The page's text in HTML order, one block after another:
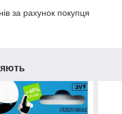
за рахунок покупця